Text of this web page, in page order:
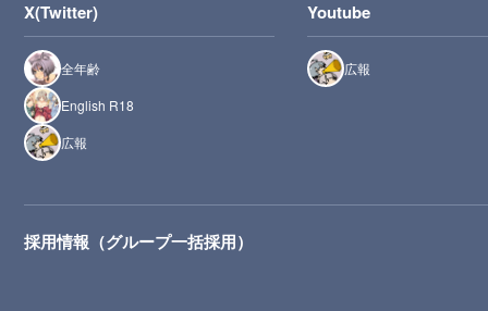
X(Twitter)
全年齢
English R18
広報
Youtube
広報
採用情報（グループ一括採用）